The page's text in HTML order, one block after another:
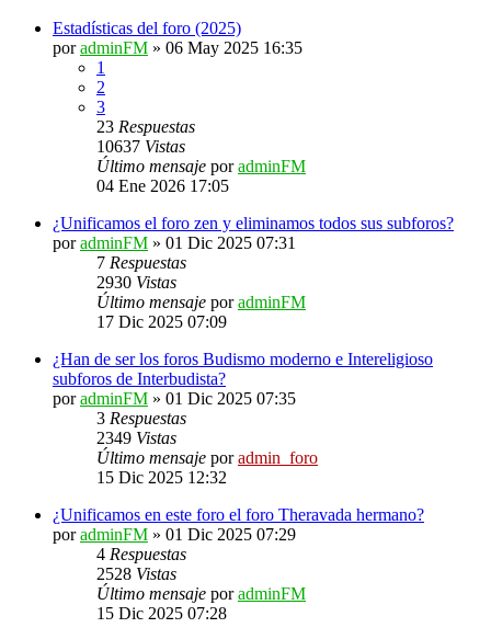
Estadísticas del foro (2025)
poradminFM » 06 May 2025 16:35
1
2
3
23 Respuestas
10637 Vistas
Último mensaje poradminFM
04 Ene 2026 17:05
¿Unificamos el foro zen y eliminamos todos sus subforos?
poradminFM » 01 Dic 2025 07:31
7 Respuestas
2930 Vistas
Último mensaje poradminFM
17 Dic 2025 07:09
¿Han de ser los foros Budismo moderno e Intereligioso
subforos de Interbudista?
poradminFM » 01 Dic 2025 07:35
3 Respuestas
2349 Vistas
Último mensaje poradmin_foro
15 Dic 2025 12:32
¿Unificamos en este foro el foro Theravada hermano?
poradminFM » 01 Dic 2025 07:29
4 Respuestas
2528 Vistas
Último mensaje poradminFM
15 Dic 2025 07:28